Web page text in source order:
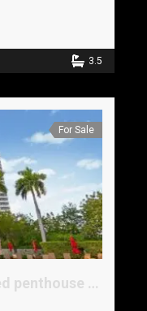
3.5
For Sale
Turnkey and fully furnished penthouse condo.